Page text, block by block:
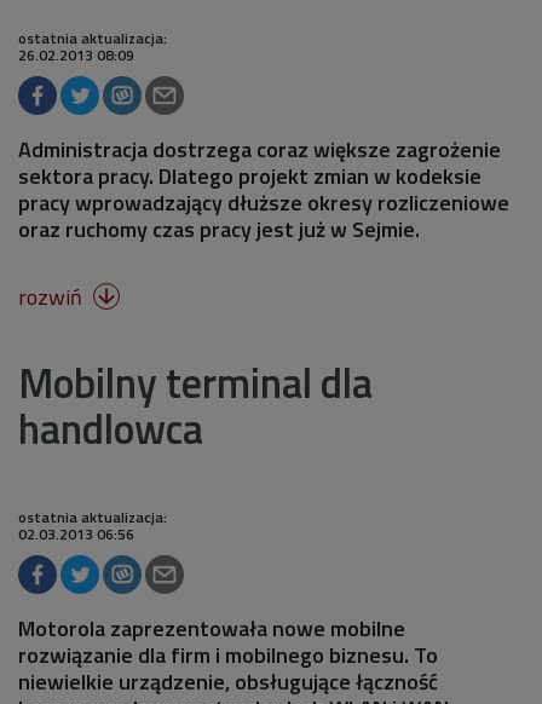
ostatnia aktualizacja:
26.02.2013 08:09
Administracja dostrzega coraz większe zagrożenie
sektora pracy. Dlatego projekt zmian w kodeksie
pracy wprowadzający dłuższe okresy rozliczeniowe
oraz ruchomy czas pracy jest już w Sejmie.
rozwiń 
Mobilny terminal dla
handlowca
ostatnia aktualizacja:
02.03.2013 06:56
Motorola zaprezentowała nowe mobilne
rozwiązanie dla firm i mobilnego biznesu. To
niewielkie urządzenie, obsługujące łączność